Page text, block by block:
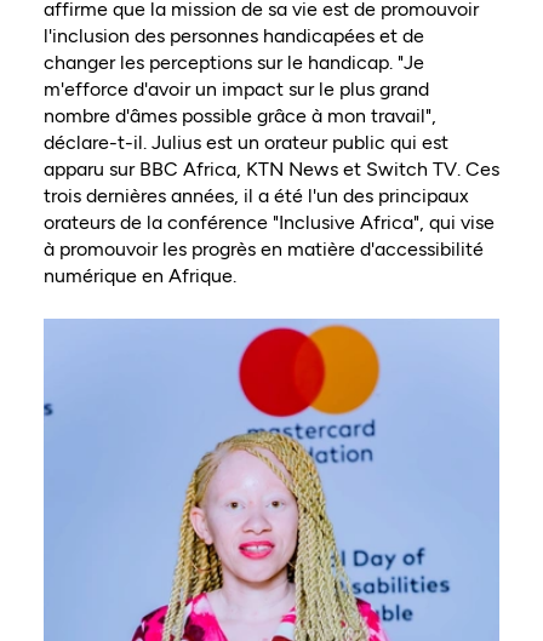
affirme que la mission de sa vie est de promouvoir
l'inclusion des personnes handicapées et de
changer les perceptions sur le handicap. "Je
m'efforce d'avoir un impact sur le plus grand
nombre d'âmes possible grâce à mon travail",
déclare-t-il. Julius est un orateur public qui est
apparu sur BBC Africa, KTN News et Switch TV. Ces
trois dernières années, il a été l'un des principaux
orateurs de la conférence "Inclusive Africa", qui vise
à promouvoir les progrès en matière d'accessibilité
numérique en Afrique.